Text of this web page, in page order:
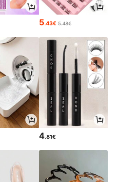
5.43€ 5.48€
4.81€